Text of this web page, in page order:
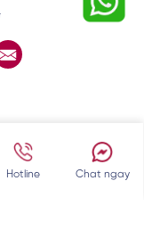
Hotline Chat ngay